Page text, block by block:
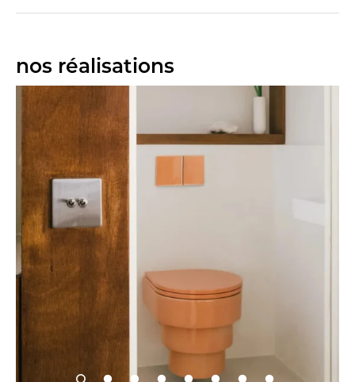
nos réalisations